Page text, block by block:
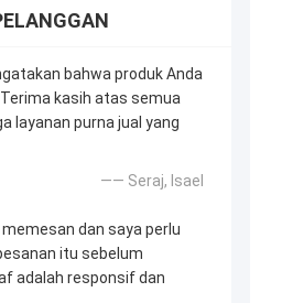
bahwa produk Anda
kasih atas semua
layanan purna jual yang
—— Seraj, Isael
dan saya perlu
itu sebelum
adalah responsif dan